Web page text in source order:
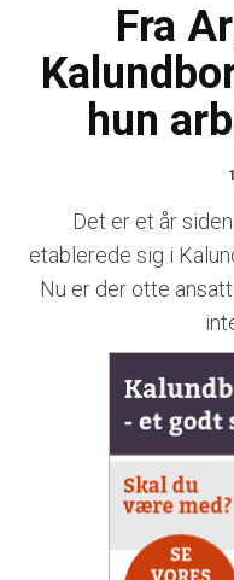
Fra
hun
Det er et år
etablerede sig i
Nu er der otte